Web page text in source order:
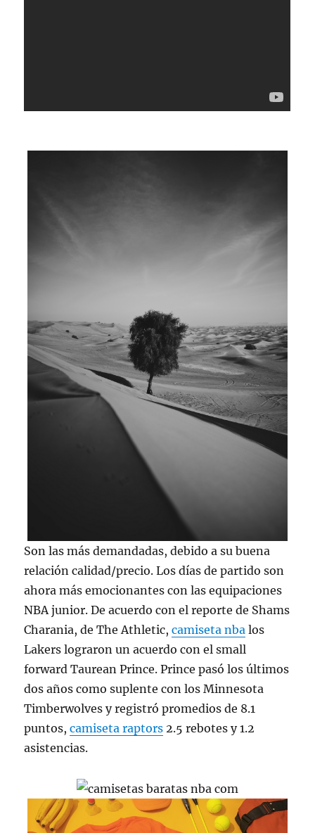
Son las más demandadas, debido a su buena
relación calidad/precio. Los días de partido son
ahora más emocionantes con las equipaciones
NBA junior. De acuerdo con el reporte de Shams
Charania, de The Athletic,camiseta nba los
Lakers lograron un acuerdo con el small
forward Taurean Prince. Prince pasó los últimos
dos años como suplente con los Minnesota
Timberwolves y registró promedios de 8.1
puntos,camiseta raptors 2.5 rebotes y 1.2
asistencias.